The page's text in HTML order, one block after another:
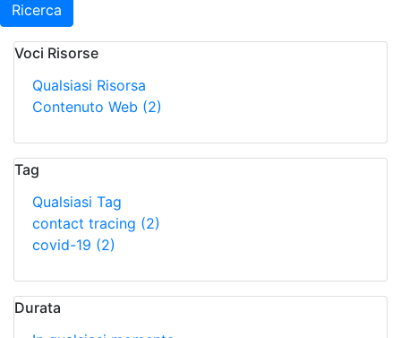
Ricerca
Voci Risorse
Qualsiasi Risorsa
Contenuto Web (2)
Tag
Qualsiasi Tag
contact tracing (2)
covid-19 (2)
Durata